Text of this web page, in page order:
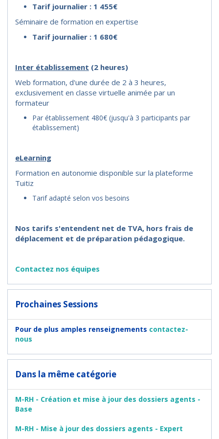
Tarif journalier : 1 455€
Séminaire de formation en expertise
Tarif journalier : 1 680€
Inter établissement (2 heures)
Web formation, d'une durée de 2 à 3 heures,
exclusivement en classe virtuelle animée par un
formateur
Par établissement 480€ (jusqu'à 3 participants par
établissement)
eLearning
Formation en autonomie disponible sur la plateforme
Tuitiz
Tarif adapté selon vos besoins
Nos tarifs s'entendent net de TVA, hors frais de
déplacement et de préparation pédagogique.
Contactez nos équipes
Prochaines Sessions
Pour de plus amples renseignements contactez-
nous
Dans la même catégorie
M-RH - Création et mise à jour des dossiers agents -
Base
M-RH - Mise à jour des dossiers agents - Expert